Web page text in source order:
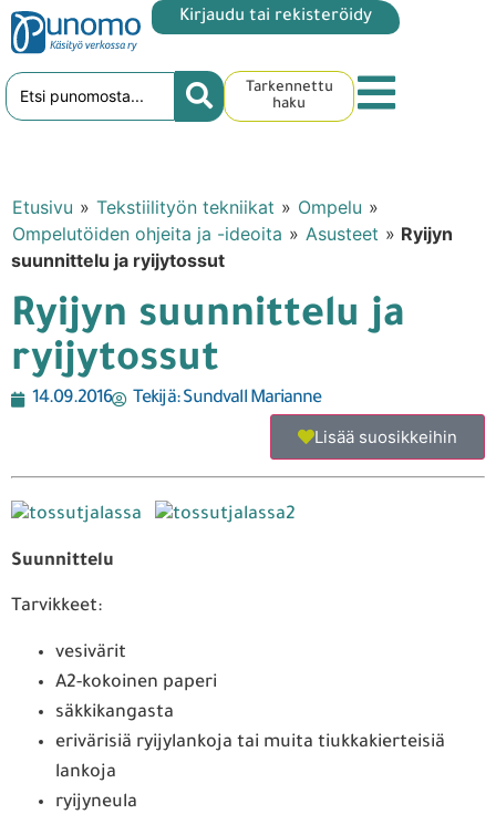
Kirjaudu tai rekisteröidy
Tarkennettu
haku
Etusivu » Tekstiilityön tekniikat » Ompelu »
Ompelutöiden ohjeita ja -ideoita » Asusteet » Ryijyn
suunnittelu ja ryijytossut
Ryijyn suunnittelu ja
ryijytossut
14.09.2016 Tekijä:Sundvall Marianne
Lisää suosikkeihin
Suunnittelu
Tarvikkeet:
vesivärit
A2-kokoinen paperi
säkkikangasta
erivärisiä ryijylankoja tai muita tiukkakierteisiä
lankoja
ryijyneula